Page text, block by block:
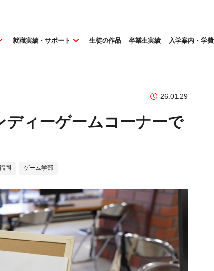
就職実績・サポート 生徒の作品 卒業生実績 入学案内・学費
26.01.29
ディーゲームコーナーで
福岡 ゲーム学部